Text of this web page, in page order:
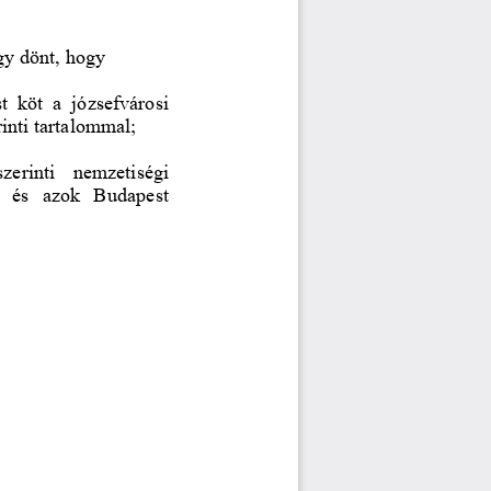
dönt, hogy
köt  a  józsefvárosi
tartalommal;
nemzetiségi
és  azok  Budapest